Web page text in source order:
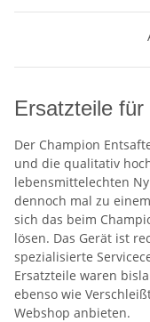
Ersatzteile
Der Champion
und die qualitativ
lebensmittelechten
dennoch mal zu
sich das beim
lösen. Das Gerät ist
spezialisierte
Ersatzteile waren
ebenso wie
Webshop anbieten.